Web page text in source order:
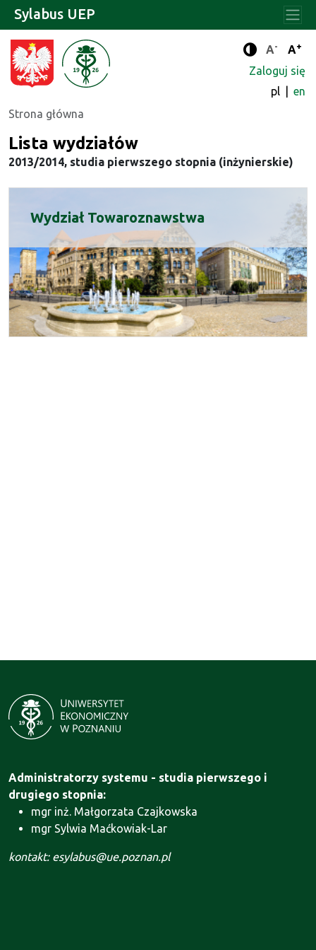
Tryb
A- A+
Zaloguj się
pl
en
Strona główna
Sylabus UEP
Lista wydziałów
2013/2014, studia pierwszego stopnia (inżynierskie)
Wydział Towaroznawstwa
Administratorzy systemu - studia pierwszego i
drugiego stopnia:
mgr inż. Małgorzata Czajkowska
mgr Sylwia Maćkowiak-Lar
kontakt: esylabus@ue.poznan.pl